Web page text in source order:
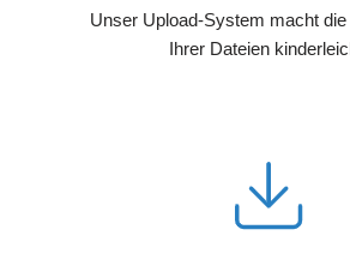
Unser Upload-System macht
Ihrer Dateien